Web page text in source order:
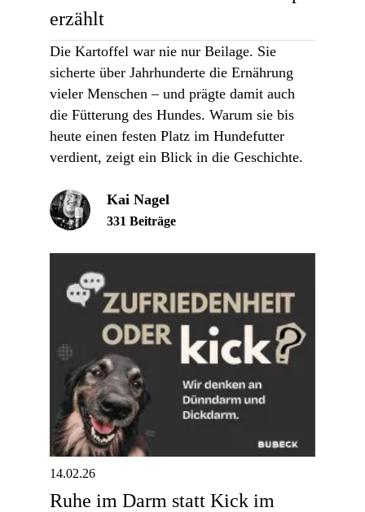
erzählt
Die Kartoffel war nie nur Beilage. Sie
sicherte über Jahrhunderte die Ernährung
vieler Menschen – und prägte damit auch
die Fütterung des Hundes. Warum sie bis
heute einen festen Platz im Hundefutter
verdient, zeigt ein Blick in die Geschichte.
Kai Nagel
331 Beiträge
14.02.26
Ruhe im Darm statt Kick im